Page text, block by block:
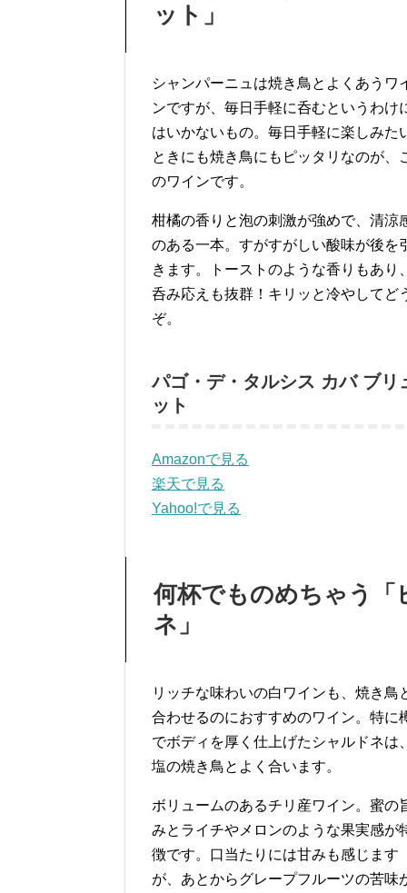
ット」
シャンパーニュは焼き鳥とよくあうワ
ンですが、毎日手軽に呑むというわけ
はいかないもの。毎日手軽に楽しみた
ときにも焼き鳥にもピッタリなのが、
のワインです。
柑橘の香りと泡の刺激が強めで、清涼
のある一本。すがすがしい酸味が後を引
きます。トーストのような香りもあり、
呑み応えも抜群！キリッと冷やしてど
ぞ。
パゴ・デ・タルシス カバ ブリ
ット
Amazonで見る
楽天で見る
Yahoo!で見る
何杯でものめちゃう「
ネ」
リッチな味わいの白ワインも、焼き鳥
合わせるのにおすすめのワイン。特に
でボディを厚く仕上げたシャルドネは、
塩の焼き鳥とよく合います。
ボリュームのあるチリ産ワイン。蜜の
みとライチやメロンのような果実感が
徴です。口当たりには甘みも感じます
が、あとからグレープフルーツの苦味